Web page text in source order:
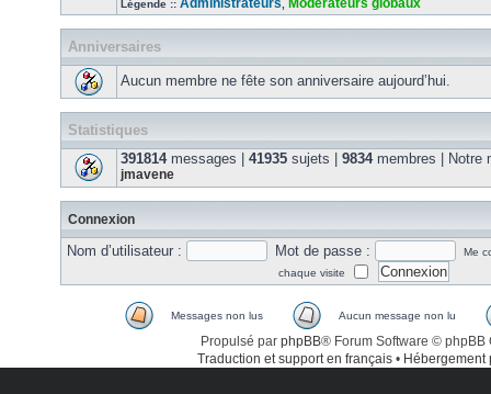
Légende :: Administrateurs Modérateurs globaux
Anniversaires
Aucun membre ne fête son anniversaire aujourd’hui.
Statistiques
391814messages | 41935 sujets | 9834membres | Notre
jmavene
Connexion
Nom d’utilisateur : Mot de passe :
Me
chaque visite
Messages non lus Aucun message non lu
Propulsé par phpBB® Forum Software © phpBB
Traduction et support en français • Hébergement